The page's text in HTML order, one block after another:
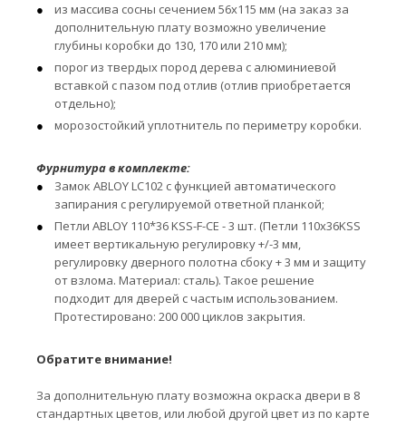
из массива сосны сечением 56х115 мм (на заказ за
дополнительную плату возможно увеличение
глубины коробки до 130, 170 или 210 мм);
порог из твердых пород дерева с алюминиевой
вставкой с пазом под отлив (отлив приобретается
отдельно);
морозостойкий уплотнитель по периметру коробки.
Фурнитура в комплекте:
Замок ABLOY LC102 с функцией автоматического
запирания с регулируемой ответной планкой;
Петли ABLOY 110*36 KSS-F-CE - 3 шт. (Петли 110x36KSS
имеет вертикальную регулировку +/-3 мм,
регулировку дверного полотна сбоку + 3 мм и защиту
от взлома. Материал: сталь). Такое решение
подходит для дверей с частым использованием.
Протестировано: 200 000 циклов закрытия.
Обратите внимание!
За дополнительную плату возможна окраска двери в 8
стандартных цветов, или любой другой цвет из по карте